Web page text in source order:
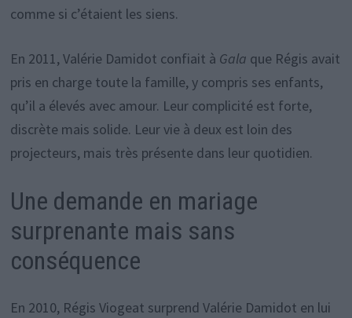
comme si c’étaient les siens.
En 2011, Valérie Damidot confiait à Gala que Régis avait
pris en charge toute la famille, y compris ses enfants,
qu’il a élevés avec amour. Leur complicité est forte,
discrète mais solide. Leur vie à deux est loin des
projecteurs, mais très présente dans leur quotidien.
Une demande en mariage
surprenante mais sans
conséquence
En 2010, Régis Viogeat surprend Valérie Damidot en lui